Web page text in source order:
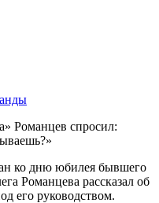
ко дню юбилея бывшего
Романцева рассказал об
его руководством.